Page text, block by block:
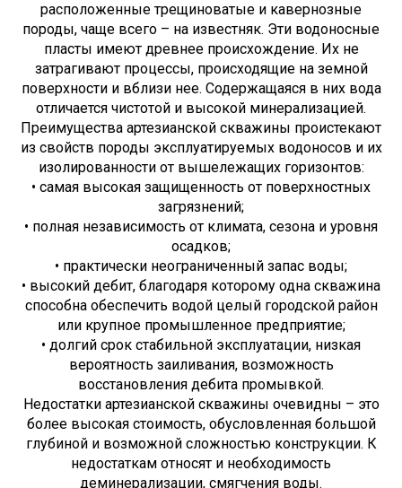
расположенные трещиноватые и кавернозные
породы, чаще всего – на известняк. Эти водоносные
пласты имеют древнее происхождение. Их не
затрагивают процессы, происходящие на земной
поверхности и вблизи нее. Содержащаяся в них вода
отличается чистотой и высокой минерализацией.
Преимущества артезианской скважины проистекают
из свойств породы эксплуатируемых водоносов и их
изолированности от вышележащих горизонтов:
• самая высокая защищенность от поверхностных
загрязнений;
• полная независимость от климата, сезона и уровня
осадков;
• практически неограниченный запас воды;
• высокий дебит, благодаря которому одна скважина
способна обеспечить водой целый городской район
или крупное промышленное предприятие;
• долгий срок стабильной эксплуатации, низкая
вероятность заиливания, возможность
восстановления дебита промывкой.
Недостатки артезианской скважины очевидны – это
более высокая стоимость, обусловленная большой
глубиной и возможной сложностью конструкции. К
недостаткам относят и необходимость
деминерализации, смягчения воды.